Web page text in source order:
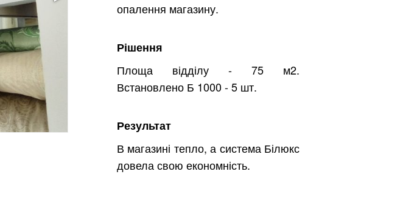
опалення магазину.
Рішення
Площа відділу - 75 м2.
Встановлено Б 1000 - 5 шт.
Результат
В магазині тепло, а система Білюкс
довела свою економність.